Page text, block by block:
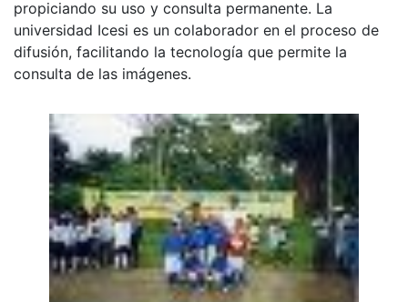
propiciando su uso y consulta permanente. La
universidad Icesi es un colaborador en el proceso de
difusión, facilitando la tecnología que permite la
consulta de las imágenes.